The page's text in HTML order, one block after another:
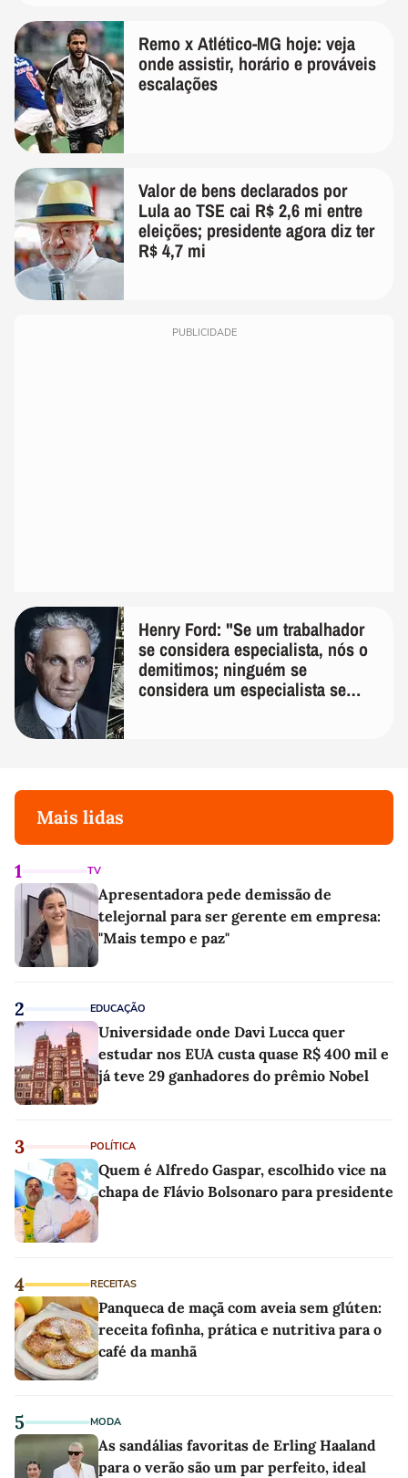
Remo x Atlético-MG hoje: veja
onde assistir, horário e prováveis
escalações
Valor de bens declarados por
Lula ao TSE cai R$ 2,6 mi entre
eleições; presidente agora diz ter
R$ 4,7 mi
PUBLICIDADE
Henry Ford: "Se um trabalhador
se considera especialista, nós o
demitimos; ninguém se
considera um especialista se
Mais lidas
1 TV
Apresentadora pede demissão de
telejornal para ser gerente em empresa:
"Mais tempo e paz"
2 EDUCAÇÃO
Universidade onde Davi Lucca quer
estudar nos EUA custa quase R$ 400 mil e
já teve 29 ganhadores do prêmio Nobel
3 POLÍTICA
Quem é Alfredo Gaspar, escolhido vice na
chapa de Flávio Bolsonaro para presidente
4 RECEITAS
Panqueca de maçã com aveia sem glúten:
receita fofinha, prática e nutritiva para o
café da manhã
5 MODA
As sandálias favoritas de Erling Haaland
para o verão são um par perfeito, ideal